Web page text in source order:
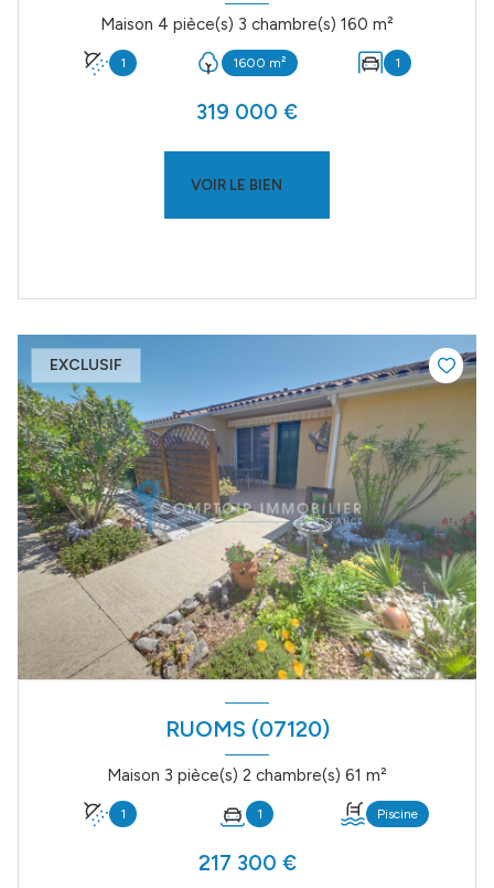
Maison 4 pièce(s) 3 chambre(s) 160 m²
1 1600 m² 1
319 000 €
VOIR LE BIEN
EXCLUSIF
RUOMS (07120)
Maison 3 pièce(s) 2 chambre(s) 61 m²
1 1 Piscine
217 300 €